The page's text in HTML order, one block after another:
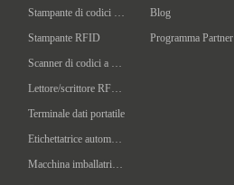
Stampante di codici a barre industriale
Stampante RFID
Scanner di codici a barre portatile
Lettore/scrittore RFID portatile
Terminale dati portatile
Etichettatrice automatica
Macchina imballatrice intelligente
Blog
Programma Partner